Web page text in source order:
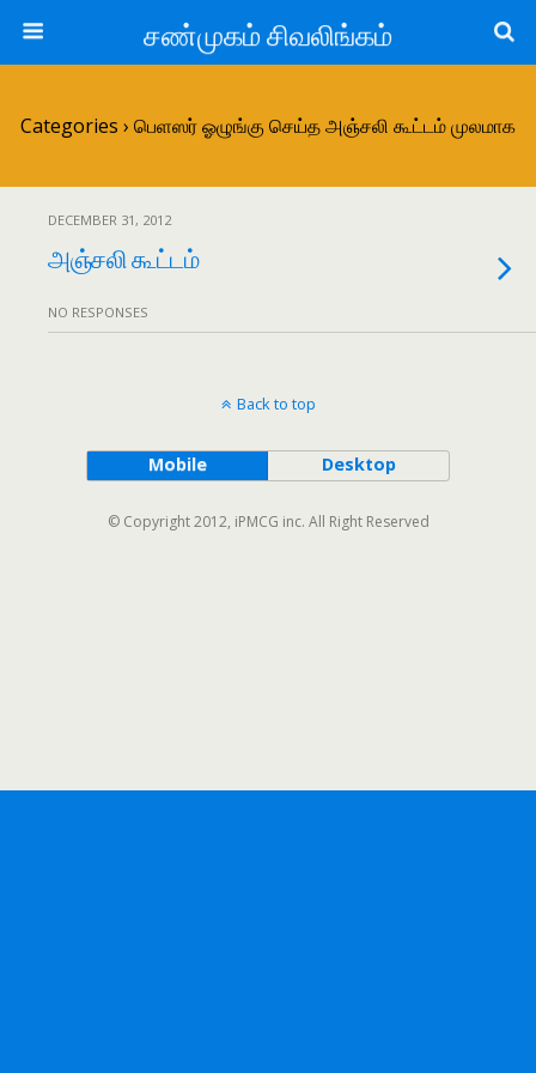
சண்முகம் சிவலிங்கம்
Categories › பெளஸர் ஓழுங்கு செய்த அஞ்சலி கூட்டம் முலமாக
DECEMBER 31, 2012
அஞ்சலி கூட்டம்
NO RESPONSES
Back to top
Mobile Desktop
© Copyright 2012, iPMCG inc. All Right Reserved